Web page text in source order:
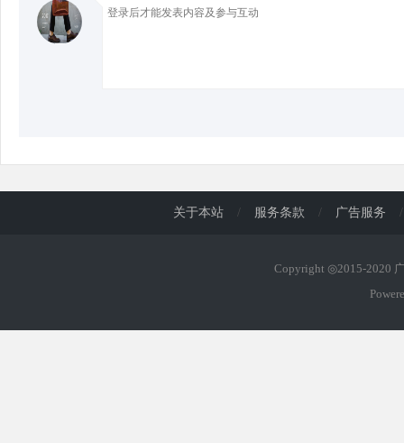
关于本站 / 服务条款 / 广告服务 /
Copyright ◎2015-2020